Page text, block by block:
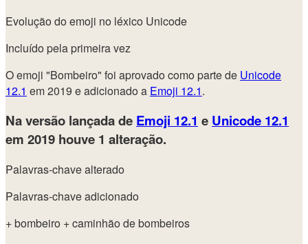
Evolução do emoji no léxico Unicode
Incluído pela primeira vez
O emoji "Bombeiro" foi aprovado como parte de Unicode
12.1 em 2019 e adicionado a Emoji 12.1.
Na versão lançada de Emoji 12.1 e Unicode 12.1
em 2019 houve 1 alteração.
Palavras-chave alterado
Palavras-chave adicionado
+ bombeiro + caminhão de bombeiros